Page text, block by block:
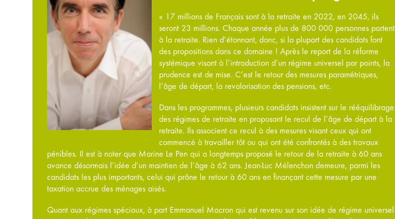
« 17 millions de Français sont à la retraite en 2022, en 2045, ils
seront 23 millions. Chaque année plus de 800 000 personnes partent
à la retraite. Rien d’étonnant, donc, si la plupart des candidats font
des propositions dans ce domaine ! Après le report de la réforme
systémique visant à l’introduction d’un régime universel par points, la
prudence est de mise. C’est le retour des mesures paramétriques,
l’âge de départ, la revalorisation des pensions, etc.
Dans les programmes, plusieurs candidats insistent sur le rééquilibrage
des régimes de retraite en proposant le recul de l’âge de départ à la
retraite. Ils associent ce recul à des mesures visant ceux qui ont
commencé à travailler tôt ou qui ont été confrontés à des travaux
pénibles. Il est à noter que Marine Le Pen qui a longtemps proposé le retour de la retraite à 60 ans
avance désormais l’idée d’un maintien de l’âge à 62 ans. Jean-Luc Mélenchon demeure, parmi les
candidats les plus importants, celui qui prône le retour à 60 ans en finançant cette mesure par une
taxation accrue des ménages aisés.
Quant aux régimes spéciaux, à part Emmanuel Macron qui est revenu sur son idée de régime universel